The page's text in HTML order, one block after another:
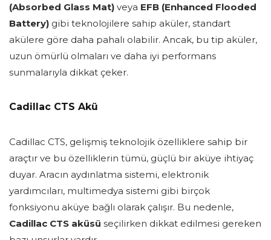
(Absorbed Glass Mat) veya EFB (Enhanced Flooded
Battery) gibi teknolojilere sahip aküler, standart
akülere göre daha pahalı olabilir. Ancak, bu tip aküler,
uzun ömürlü olmaları ve daha iyi performans
sunmalarıyla dikkat çeker.
Cadillac CTS Akü
Cadillac CTS, gelişmiş teknolojik özelliklere sahip bir
araçtır ve bu özelliklerin tümü, güçlü bir aküye ihtiyaç
duyar. Aracın aydınlatma sistemi, elektronik
yardımcıları, multimedya sistemi gibi birçok
fonksiyonu aküye bağlı olarak çalışır. Bu nedenle,
Cadillac CTS aküsü seçilirken dikkat edilmesi gereken